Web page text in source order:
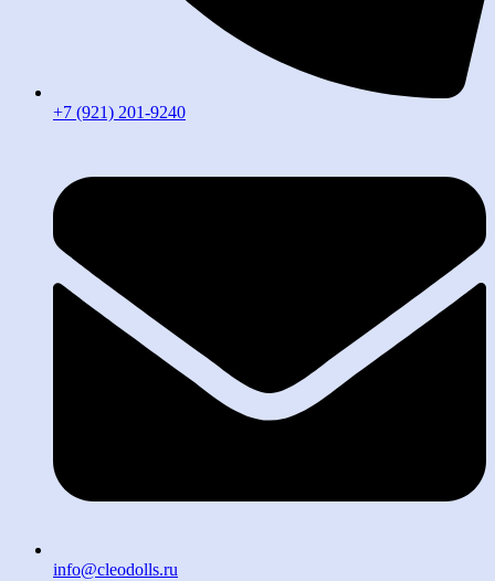
+7 (921) 201-9240
info@cleodolls.ru